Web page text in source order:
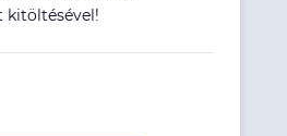
kitöltésével!